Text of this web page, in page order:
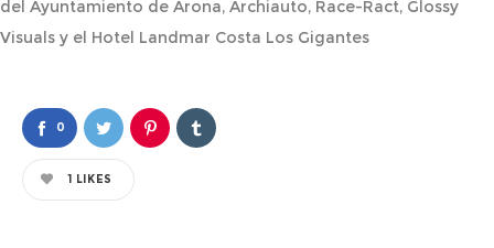
del Ayuntamiento de Arona, Archiauto, Race-Ract, Glossy
Visuals y el Hotel Landmar Costa Los Gigantes
0
1 LIKES